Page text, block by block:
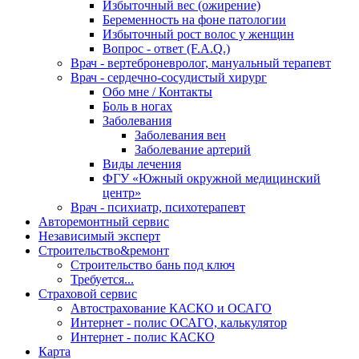
Избыточный вес (ожирение)
Беременность на фоне патологии
Избыточный рост волос у женщин
Вопрос - ответ (F.A.Q.)
Врач - вертеброневролог, мануальный терапевт
Врач - сердечно-сосудистый хирург
Обо мне / Контакты
Боль в ногах
Заболевания
Заболевания вен
Заболевание артерий
Виды лечения
ФГУ «Южный окружной медицинский
центр»
Врач - психиатр, психотерапевт
Авторемонтный сервис
Независимый эксперт
Строительство&ремонт
Строительство бань под ключ
Требуется...
Страховой сервис
Автострахование КАСКО и ОСАГО
Интернет - полис ОСАГО, калькулятор
Интернет - полис КАСКО
Карта